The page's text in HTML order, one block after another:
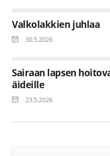
Valkolakkien juhlaa
30.5.2026
Sairaan lapsen
äideille
23.5.2026